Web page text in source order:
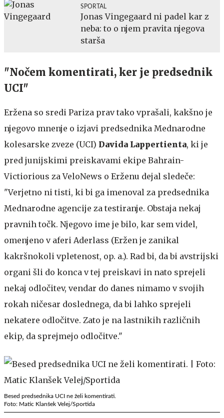
SPORTAL
Jonas Vingegaard ni padel kar z
neba: to o njem pravita njegova
starša
"Nočem komentirati, ker je predsednik
UCI"
Eržena so sredi Pariza prav tako vprašali, kakšno je
njegovo mnenje o izjavi predsednika Mednarodne
kolesarske zveze (UCI) Davida Lappertienta, ki je
pred junijskimi preiskavami ekipe Bahrain-
Victiorious za VeloNews o Erženu dejal sledeče:
"Verjetno ni tisti, ki bi ga imenoval za predsednika
Mednarodne agencije za testiranje. Obstaja nekaj
pravnih točk. Njegovo ime je bilo, kar sem videl,
omenjeno v aferi Aderlass (Eržen je zanikal
kakršnokoli vpletenost, op. a.). Rad bi, da bi avstrijski
organi šli do konca v tej preiskavi in nato sprejeli
nekaj odločitev, vendar do danes nimamo v svojih
rokah ničesar doslednega, da bi lahko sprejeli
nekatere odločitve. Zato je na lastnikih različnih
ekip, da sprejmejo odločitve."
Besed predsednika UCI ne želi komentirati.
Foto: Matic Klanšek Velej/Sportida